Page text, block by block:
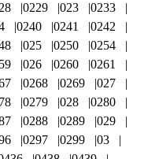
0229 023
0233
0240 0241
0242
025 0250
0254
026 0260
0261
0268 0269
027
0279 028
0280
0288 0289
029
0297 0299
03